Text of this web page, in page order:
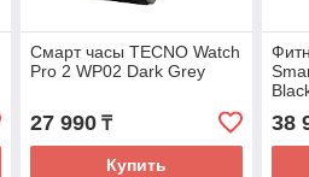
Смарт часы TECNO Watch
Pro 2 WP02 Dark Grey
27 990₸
Купить
38